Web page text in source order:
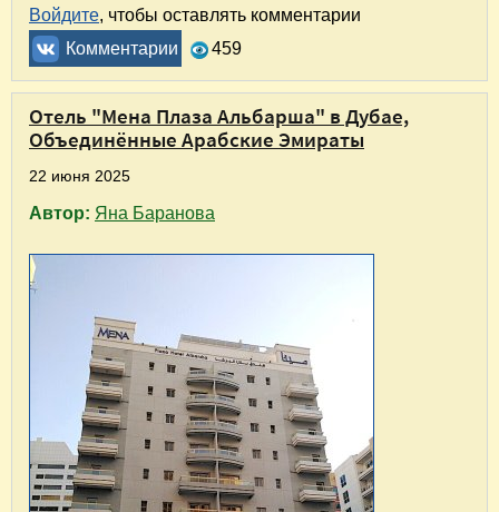
Войдите, чтобы оставлять комментарии
Комментарии
459
Отель "Мена Плаза Альбарша" в Дубае,
Объединённые Арабские Эмираты
22 июня 2025
Автор: Яна Баранова